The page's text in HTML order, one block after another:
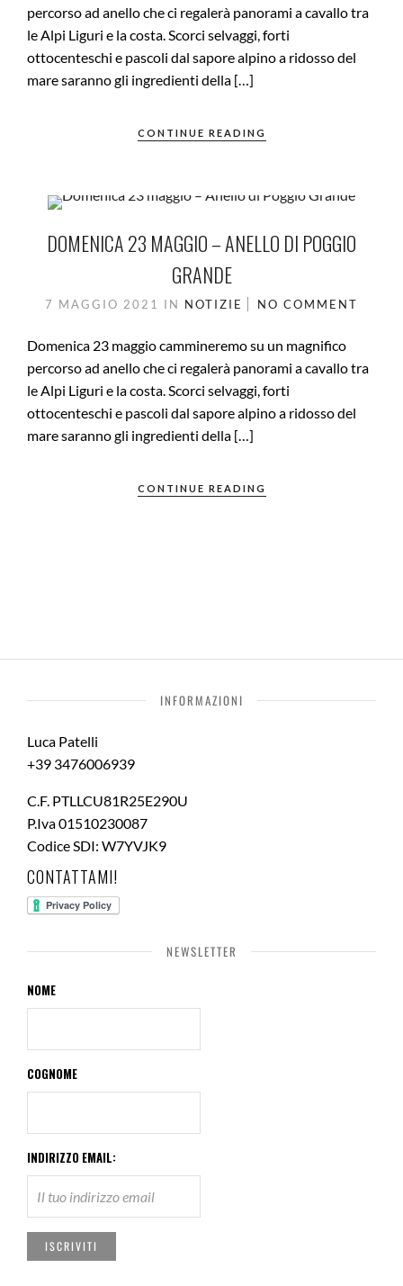
percorso ad anello che ci regalerà panorami a cavallo tra
le Alpi Liguri e la costa. Scorci selvaggi, forti
ottocenteschi e pascoli dal sapore alpino a ridosso del
mare saranno gli ingredienti della […]
CONTINUE READING
DOMENICA 23 MAGGIO – ANELLO DI POGGIO
GRANDE
7 MAGGIO 2021 IN NOTIZIE NO COMMENT
Domenica 23 maggio cammineremo su un magnifico
percorso ad anello che ci regalerà panorami a cavallo tra
le Alpi Liguri e la costa. Scorci selvaggi, forti
ottocenteschi e pascoli dal sapore alpino a ridosso del
mare saranno gli ingredienti della […]
CONTINUE READING
INFORMAZIONI
Luca Patelli
+39 3476006939
C.F. PTLLCU81R25E290U
P.Iva 01510230087
Codice SDI: W7YVJK9
CONTATTAMI!
NEWSLETTER
NOME
COGNOME
INDIRIZZO EMAIL: